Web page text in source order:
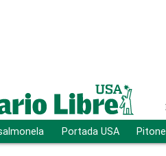
Portada USA